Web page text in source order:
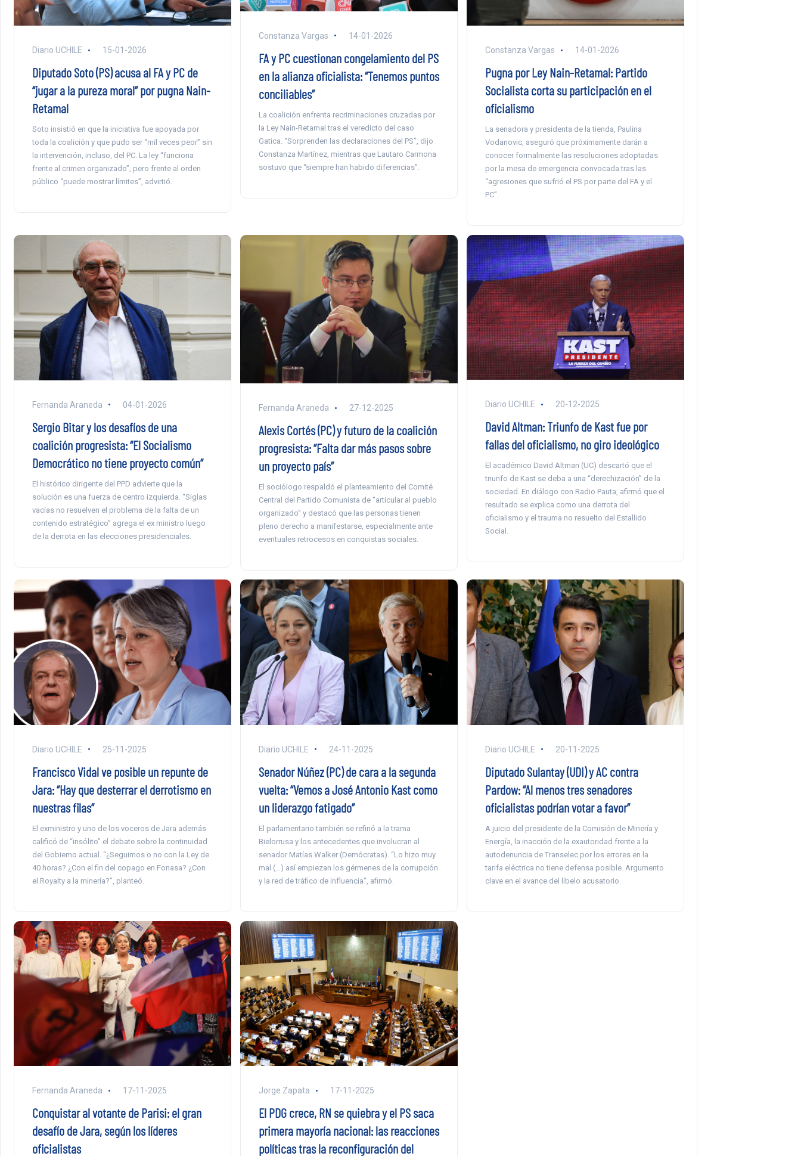
Diario UCHILE 15-01-2026
Diputado Soto (PS) acusa al FA y PC de
“jugar a la pureza moral” por pugna Nain-
Retamal
Soto insistió en que la iniciativa fue apoyada por
toda la coalición y que pudo ser “mil veces peor” sin
la intervención, incluso, del PC. La ley “funciona
frente al crimen organizado”, pero frente al orden
público “puede mostrar límites”, advirtió.
Constanza Vargas 14-01-2026
FA y PC cuestionan congelamiento del PS
en la alianza oficialista: “Tenemos puntos
conciliables”
La coalición enfrenta recriminaciones cruzadas por
la Ley Nain-Retamal tras el veredicto del caso
Gatica. “Sorprenden las declaraciones del PS”, dijo
Constanza Martínez, mientras que Lautaro Carmona
sostuvo que “siempre han habido diferencias”.
Constanza Vargas 14-01-2026
Pugna por Ley Nain-Retamal: Partido
Socialista corta su participación en el
oficialismo
La senadora y presidenta de la tienda, Paulina
Vodanovic, aseguró que próximamente darán a
conocer formalmente las resoluciones adoptadas
por la mesa de emergencia convocada tras las
“agresiones que sufrió el PS por parte del FA y el
PC”.
Fernanda Araneda 04-01-2026
Sergio Bitar y los desafíos de una
coalición progresista: “El Socialismo
Democrático no tiene proyecto común”
El histórico dirigente del PPD advierte que la
solución es una fuerza de centro izquierda. “Siglas
vacías no resuelven el problema de la falta de un
contenido estratégico” agrega el ex ministro luego
de la derrota en las elecciones presidenciales.
Fernanda Araneda 27-12-2025
Alexis Cortés (PC) y futuro de la coalición
progresista: “Falta dar más pasos sobre
un proyecto país”
El sociólogo respaldó el planteamiento del Comité
Central del Partido Comunista de “articular al pueblo
organizado” y destacó que las personas tienen
pleno derecho a manifestarse, especialmente ante
eventuales retrocesos en conquistas sociales.
Diario UCHILE 20-12-2025
David Altman: Triunfo de Kast fue por
fallas del oficialismo, no giro ideológico
El académico David Altman (UC) descartó que el
triunfo de Kast se deba a una “derechización” de la
sociedad. En diálogo con Radio Pauta, afirmó que el
resultado se explica como una derrota del
oficialismo y el trauma no resuelto del Estallido
Social.
Diario UCHILE 25-11-2025
Francisco Vidal ve posible un repunte de
Jara: “Hay que desterrar el derrotismo en
nuestras filas”
El exministro y uno de los voceros de Jara además
calificó de “insólito” el debate sobre la continuidad
del Gobierno actual. “¿Seguimos o no con la Ley de
40 horas? ¿Con el fin del copago en Fonasa? ¿Con
el Royalty a la minería?”, planteó.
Diario UCHILE 24-11-2025
Senador Núñez (PC) de cara a la segunda
vuelta: “Vemos a José Antonio Kast como
un liderazgo fatigado”
El parlamentario también se refirió a la trama
Bielorrusa y los antecedentes que involucran al
senador Matías Walker (Demócratas). “Lo hizo muy
mal (…) así empiezan los gérmenes de la corrupción
y la red de tráfico de influencia”, afirmó.
Diario UCHILE 20-11-2025
Diputado Sulantay (UDI) y AC contra
Pardow: “Al menos tres senadores
oficialistas podrían votar a favor”
A juicio del presidente de la Comisión de Minería y
Energía, la inacción de la exautoridad frente a la
autodenuncia de Transelec por los errores en la
tarifa eléctrica no tiene defensa posible. Argumento
clave en el avance del libelo acusatorio.
Fernanda Araneda 17-11-2025
Conquistar al votante de Parisi: el gran
desafío de Jara, según los líderes
oficialistas
Jorge Zapata 17-11-2025
El PDG crece, RN se quiebra y el PS saca
primera mayoría nacional: las reacciones
políticas tras la reconfiguración del